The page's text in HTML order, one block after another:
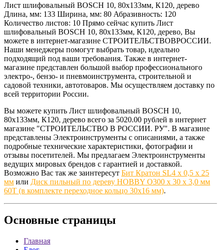
Лист шлифовальный BOSCH 10, 80х133мм, К120, дерево
Длина, мм: 133 Ширина, мм: 80 Абразивность: 120
Количество листов: 10 Прямо сейчас купить Лист
шлифовальный BOSCH 10, 80х133мм, К120, дерево, Вы
можете в интернет-магазине СТРОИТЕЛЬСТВОВРОССИИ.
Наши менеджеры помогут выбрать товар, идеально
подходящий под ваши требования. Также в интернет-
магазине представлен большой выбор профессионального
электро-, бензо- и пневмоинструмента, строительной и
садовой техники, автотоваров. Мы осуществляем доставку по
всей территории России.
Вы можете купить Лист шлифовальный BOSCH 10,
80х133мм, К120, дерево всего за 5020.00 рублей в интернет
магазине "СТРОИТЕЛЬСТВО В РОССИИ. РУ". В магазине
представлены Электроинструменты с описаниями, а также
подробные технические характеристики, фотографии и
отзывы посетителей. Мы предлагаем Электроинструменты
ведущих мировых брендов с гарантией и доставкой.
Возможно Вас так же заинтересут Бит Кратон SL4 х 0,5 х 25
мм или Диск пильный по дереву HOBBY O300 х 30 х 3,0 мм
60T (в комплекте переходное кольцо 30х16 мм).
Основные страницы
Главная